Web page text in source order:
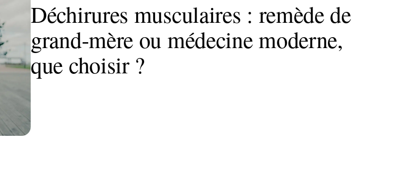
Déchirures musculaires : remède de
grand-mère ou médecine moderne,
que choisir ?